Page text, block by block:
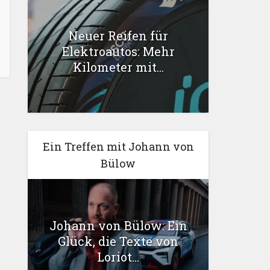
Neuer Reifen für
Elektroautos: Mehr
Kilometer mit...
Ein Treffen mit Johann von
Bülow
Johann von Bülow: Ein
Glück, die Texte von
Loriot...